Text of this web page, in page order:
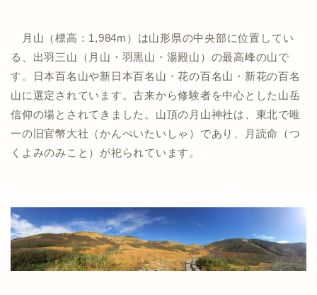
月山（標高：1,984m）は山形県の中央部に位置してい
る、出羽三山（月山・羽黒山・湯殿山）の最高峰の山で
す。日本百名山や新日本百名山・花の百名山・新花の百名
山に選定されています。古来から修験者を中心とした山岳
信仰の場とされてきました。山頂の月山神社は、東北で唯
一の旧官幣大社（かんぺいたいしゃ）であり、月読命（つ
くよみのみこと）が祀られています。